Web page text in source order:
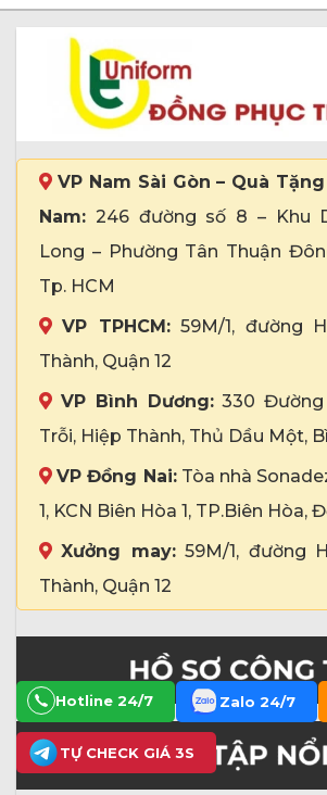
VP Nam Sài Gòn – Quà
Nam: 246 đường số 8 – Khu
Long – Phường Tân Thuận
Tp. HCM
VP TPHCM:59M/1, đường
Thành, Quận 12
VP Bình Dương:330 Đường
Trỗi, Hiệp Thành, Thủ Dầu Một,
VP Đồng Nai:Tòa nhà
1, KCN Biên Hòa 1, TP.Biên Hòa,
Xưởng may:59M/1, đường
Thành, Quận 12
Hotline 24/7 Zalo 24/7
TỰ CHECK GIÁ 3S